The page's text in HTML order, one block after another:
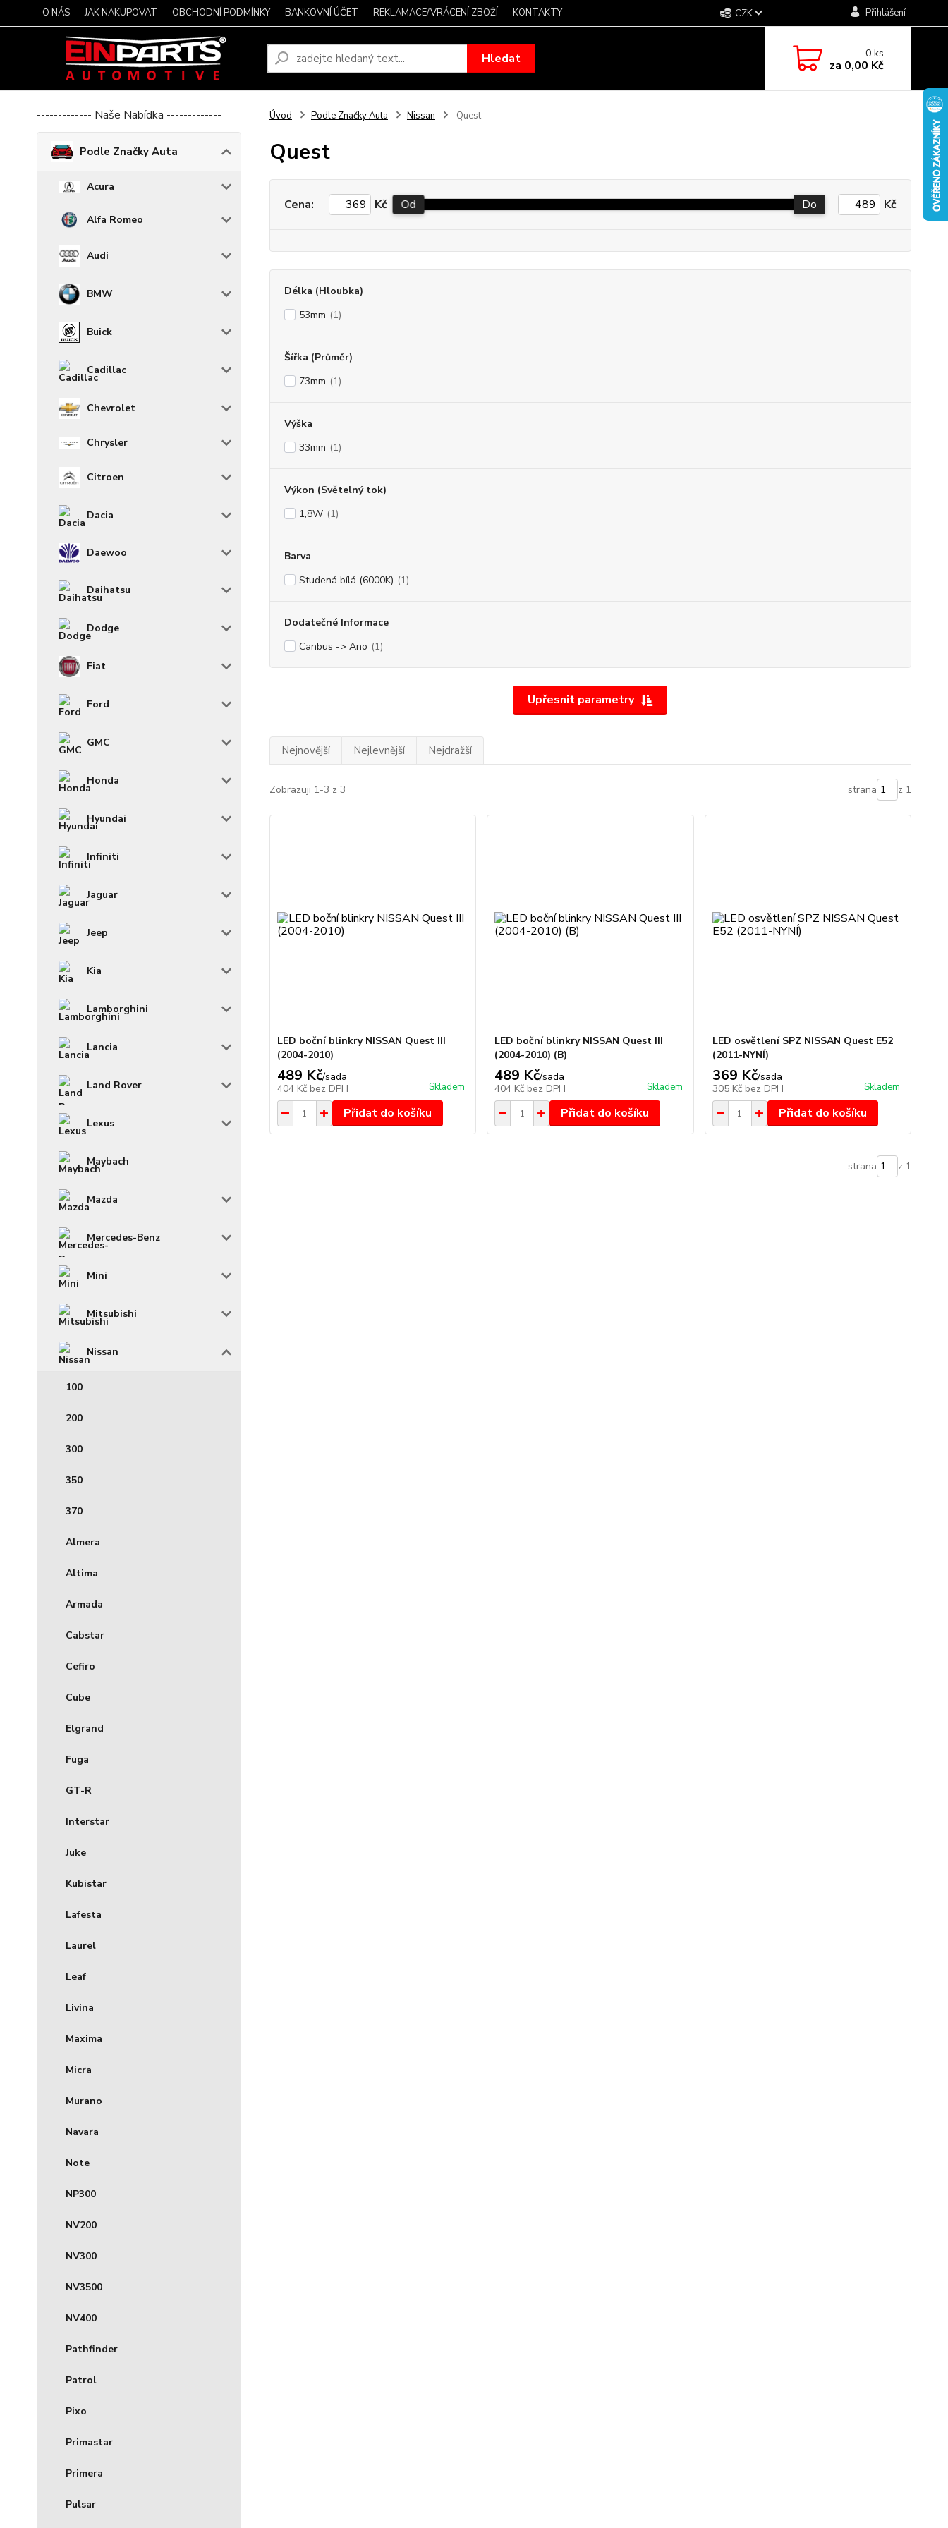
O NÁS JAK NAKUPOVAT OBCHODNÍ PODMÍNKY BANKOVNÍ ÚČET REKLAMACE/VRÁCENÍ ZBOŽÍ KONTAKTY CZK Přihlášení
Hledat 0ks
za 0,00 Kč
------------- Naše Nabídka -------------
Podle Značky Auta
Acura
Alfa Romeo
Audi
BMW
Buick
Cadillac
Chevrolet
Chrysler
Citroen
Dacia
Daewoo
Daihatsu
Dodge
Fiat
Ford
GMC
Honda
Hyundai
Infiniti
Jaguar
Jeep
Kia
Lamborghini
Lancia
Land Rover
Lexus
Maybach
Mazda
Mercedes-Benz
Mini
Mitsubishi
Nissan
100
200
300
350
370
Almera
Altima
Armada
Cabstar
Cefiro
Cube
Elgrand
Fuga
GT-R
Interstar
Juke
Kubistar
Lafesta
Laurel
Leaf
Livina
Maxima
Micra
Murano
Navara
Note
NP300
NV200
NV300
NV3500
NV400
Pathfinder
Patrol
Pixo
Primastar
Primera
Pulsar
Úvod Podle Značky Auta Nissan Quest
Quest
Upřesnit parametry
Cena: Kč Od Do Kč
Délka (Hloubka)
53mm (1)
Šířka (Průměr)
73mm (1)
Výška
33mm (1)
Výkon (Světelný tok)
1,8W (1)
Barva
Studená bílá (6000K) (1)
Dodatečné Informace
Canbus -> Ano (1)
Nejnovější Nejlevnější Nejdražší
Zobrazuji 1-3 z 3 strana z 1
LED boční blinkry NISSAN Quest III
(2004-2010)
489 Kč/sada
404 Kč bez DPH Skladem
Přidat do košíku
LED boční blinkry NISSAN Quest III
(2004-2010) (B)
489 Kč/sada
404 Kč bez DPH Skladem
Přidat do košíku
LED osvětlení SPZ NISSAN Quest E52
(2011-NYNÍ)
369 Kč/sada
305 Kč bez DPH Skladem
Přidat do košíku
strana z 1